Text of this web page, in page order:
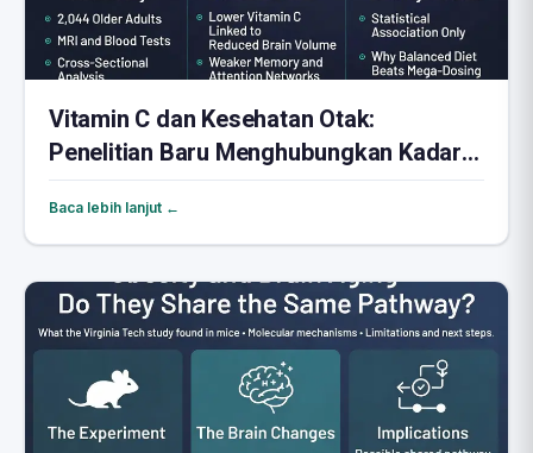
Vitamin C dan Kesehatan Otak:
Penelitian Baru Menghubungkan Kadar
Rendah dengan Penyusutan Otak
Baca lebih lanjut ←